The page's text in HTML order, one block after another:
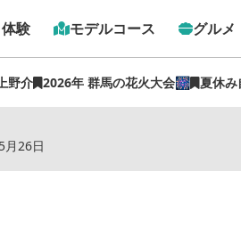
験 モデルコース グルメ
野介 2026年 群馬の花火大会🎆 夏休
月26日